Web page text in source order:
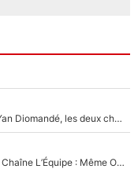
Antoine Griezmann et N'Golo Kanté : Comme Yan Diomandé, les deux champions du monde ont refusé de signer au PSG !
Un chroniqueur de L’Équipe du Soir viré par La Chaîne L’Équipe : Même Olivier Ménard n’avait pas pu empêcher son départ, «je l’ai appris sur Twitter, je l’ai vécu assez mal»